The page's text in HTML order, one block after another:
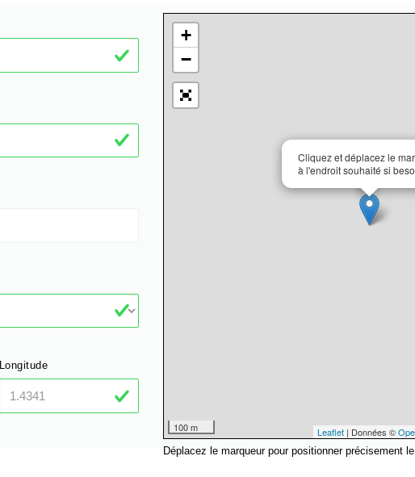
Longitude
Cliquez et déplacez le
à l'endroit souhaité si
+
−
100 m Leaflet| Données ©
Déplacez le marqueur pour positionner précisement